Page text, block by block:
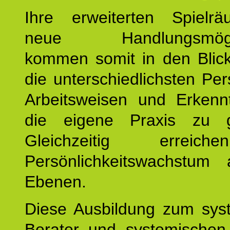
Ihre erweiterten
neue
kommen somit in den
die unterschiedlichsten
Arbeitsweisen und
die eigene Praxis zu
Gleichzeitig
Ebenen.
Diese Ausbildung zum